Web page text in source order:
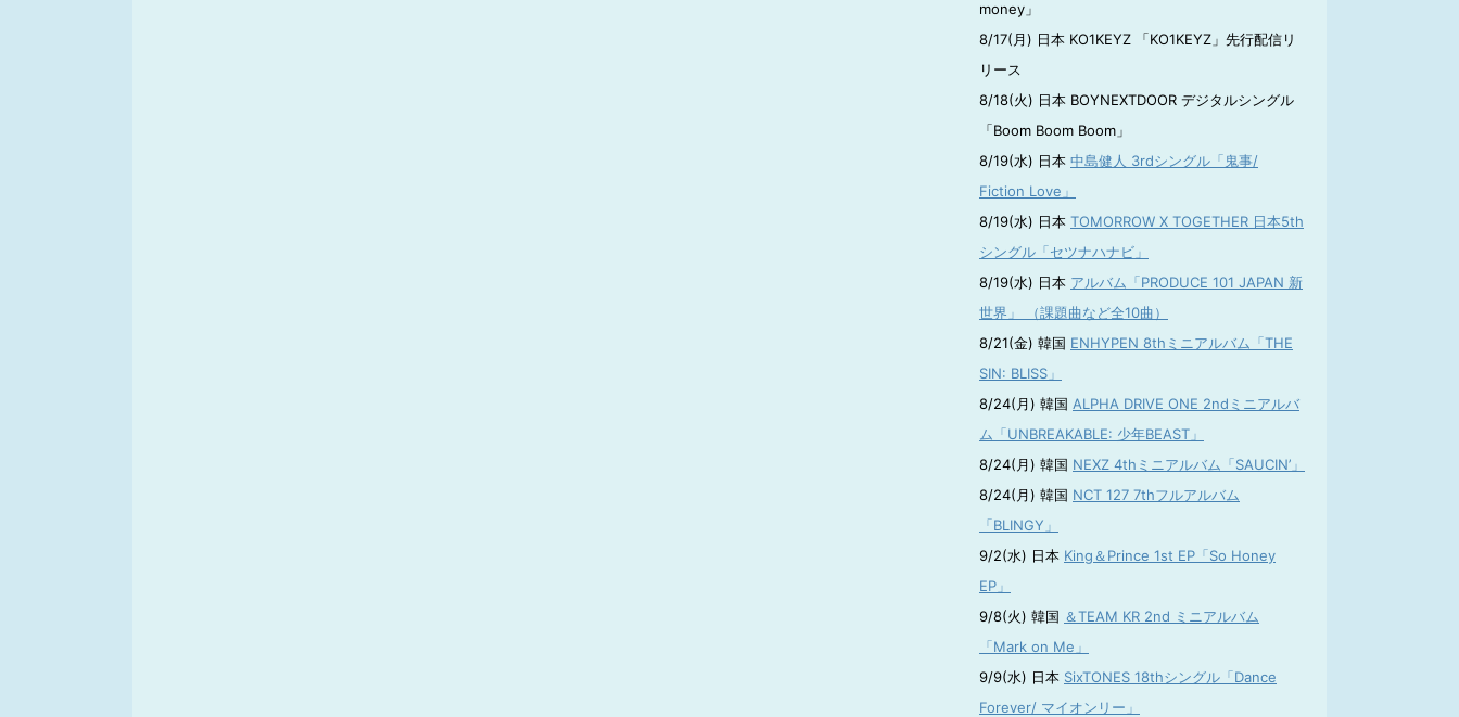
money」
8/17(月) 日本 KO1KEYZ 「KO1KEYZ」先行配信リ
リース
8/18(火) 日本 BOYNEXTDOOR デジタルシングル
「Boom Boom Boom」
8/19(水) 日本 中島健人 3rdシングル「鬼事/
Fiction Love」
8/19(水) 日本 TOMORROW X TOGETHER 日本5th
シングル「セツナハナビ」
8/19(水) 日本 アルバム「PRODUCE 101 JAPAN 新
世界」 （課題曲など全10曲）
8/21(金) 韓国 ENHYPEN 8thミニアルバム「THE
SIN: BLISS」
8/24(月) 韓国 ALPHA DRIVE ONE 2ndミニアルバ
ム「UNBREAKABLE: 少年BEAST」
8/24(月) 韓国 NEXZ 4thミニアルバム「SAUCIN’」
8/24(月) 韓国 NCT 127 7thフルアルバム
「BLINGY」
9/2(水) 日本 King＆Prince 1st EP「So Honey
EP」
9/8(火) 韓国 ＆TEAM KR 2nd ミニアルバム
「Mark on Me」
9/9(水) 日本 SixTONES 18thシングル「Dance
Forever/ マイオンリー」